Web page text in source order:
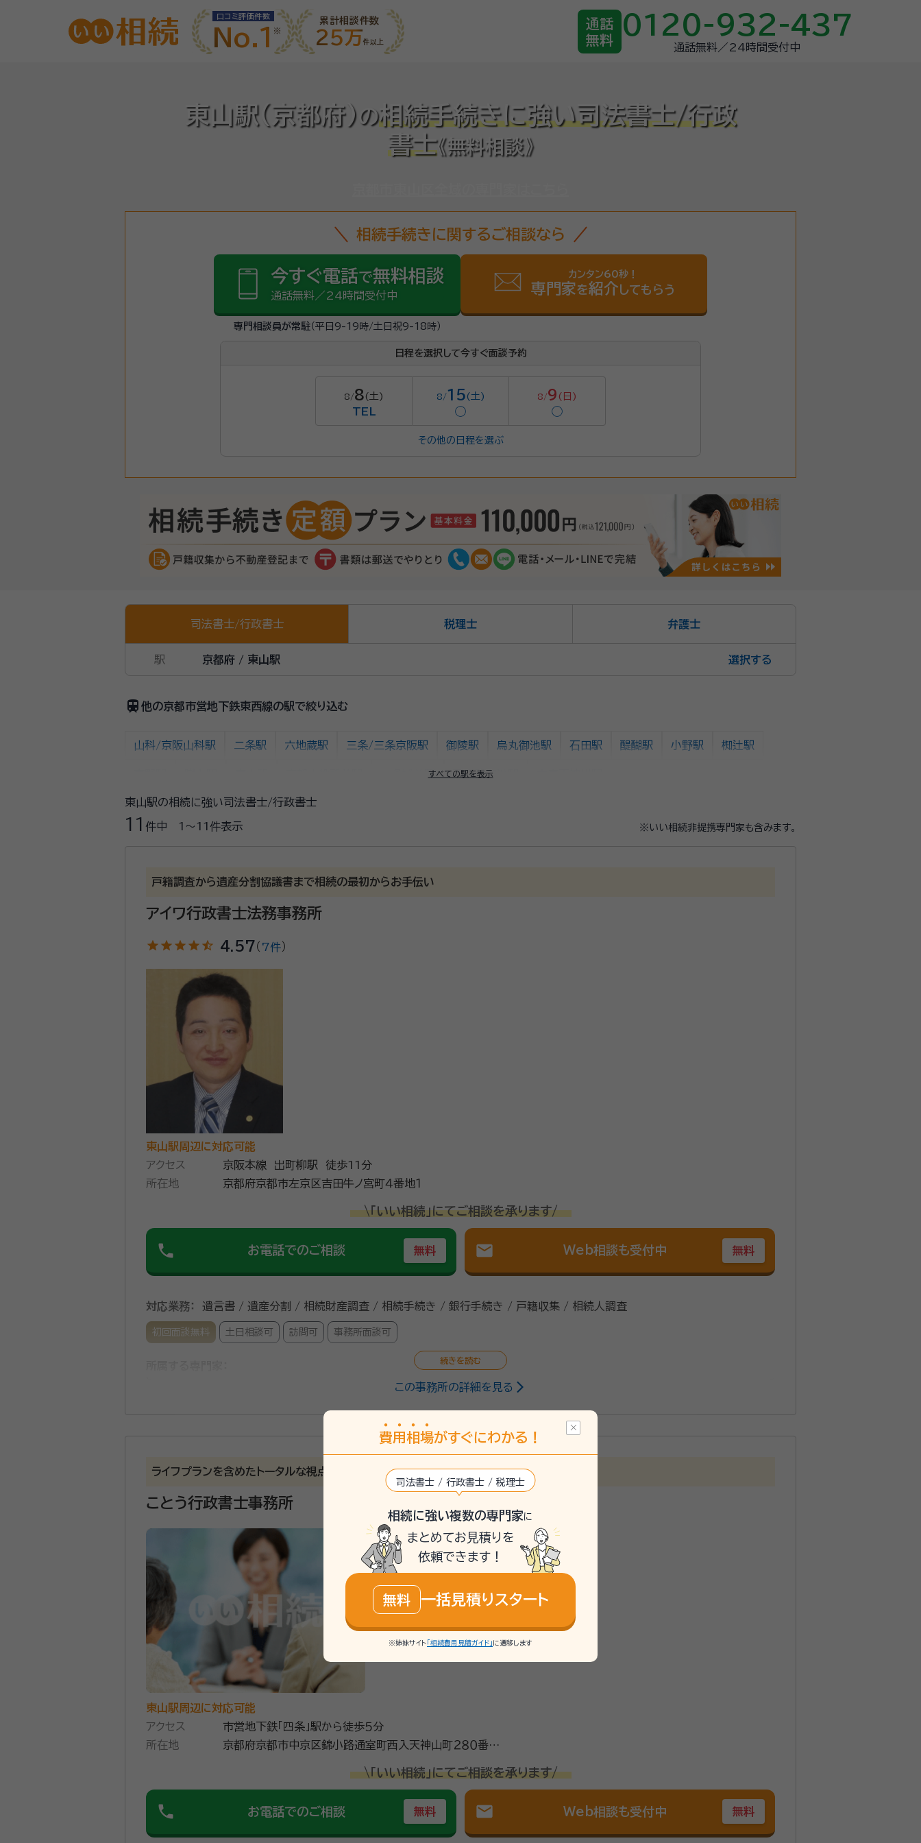
口コミ評価件数
No.1
累計相談件数
25万件以上
通話
無料
0120-932-437
通話無料／24時間受付中
東山駅(京都府) の相続手続きに強い司法書士/行政
書士《無料相談》
相続手続きに関するご相談なら
今すぐ電話で無料相談
通話無料／24時間受付中
専門相談員が常駐（平日9-19時/土日祝9-18時）
カンタン60秒！
専門家を紹介 してもらう
日程を選択して今すぐ面談予約
8/8 (土)
TEL
8/15(土)
◯
8/9 (日)
◯
その他の日程を選ぶ
司法書士/行政書士 税理士 弁護士
駅 京都府 / 東山駅 選択
train 他の京都市営地下鉄東西線の駅で絞り込む
すべての駅を表示
山科/京阪山科駅 二条駅 六地蔵駅 三条/三条京阪駅 御陵駅 烏丸御池駅 石田駅 醍醐駅 小野駅 椥辻駅
二条城前駅 西大路御池駅
東山駅の相続に強い司法書士/行政書士
11 件中 1〜11 件表示 ※いい相続非提携専門家も含みます。
戸籍調査から遺産分割協議書まで相続の最初からお手伝い
アイワ行政書士法務事務所
star star star star star_half 4.57（ 7件）
東山駅周辺に対応可能
アクセス
京阪本線 出町柳駅 徒歩11分
所在地
京都府京都市左京区吉田牛ノ宮町４番地１
\「いい相続」にてご相談を承ります/
phone お電話でのご相談 無料 mail Web相談も受付中 無料
対応業務： 遺言書 / 遺産分割 / 相続財産調査 / 相続手続き / 銀行手続き / 戸籍収集 / 相続人調査
初回面談無料 土日相談可 訪問可 事務所面談可
行政書士、申請取次行政書士、宅地建物取引士、2級ファイナンシャル・プランニング技能士
ご利用時期：2026/5
面談の感想
近隣まで来ていただき助かりました行き違いも無くスムーズに話が出来た。
契約後の感想
進捗状況はまだまだこれからですからどうなるか分からないので先の見通しを情報欲しいです。
私共は、遺言書の作成・成年後見のサポート・相続手続きなどで皆様が抱く不安を安心に変えるお手伝いを専門に行う京都市の行
政書士事務所です。 「誰にも相談できない」「相談しても不安がなくならない」「そもそも相談する人がいない」そのような方はすぐ
にご相談ください。 「相談したらすぐ契約しないといけないんでしょ？」と思われている方、ご安心ください。 相談だけ、話を聞い
てほしいだけの方もいらっしゃいます。大歓迎です。 まずは相談にお越しください。 きっとお越しになる前とお気持ちが変わって
いると思います。 無理なオススメはしませんのでご安心ください。
資格等：
申請取次行政書士、宅地建物取引士、2級ファイナンシャル・プランニング技能士
所属団体：京都府行政書士会
この事務所の詳細を見る
ライフプランを含めたトータルな視点から、相談業務を完結します
ことう行政書士事務所
東山駅周辺に対応可能
アクセス
市営地下鉄「四条」駅から徒歩５分
所在地
京都府京都市中京区錦小路通室町西入天神山町２８０番地
\「いい相続」にてご相談を承ります/
phone お電話でのご相談 無料 mail Web相談も受付中 無料
費用 相場がすぐにわかる！
司法書士 / 行政書士 / 税理士
相続に強い複数の専門家に
まとめてお見積りを
依頼できます！
無料 一括見積りスタート
※姉妹サイト 「相続費用見積ガイド」 に遷移します